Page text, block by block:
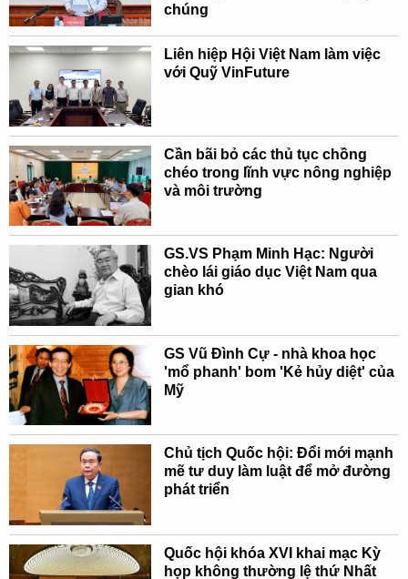
chúng
Liên hiệp Hội Việt Nam làm việc
với Quỹ VinFuture
Cần bãi bỏ các thủ tục chồng
chéo trong lĩnh vực nông nghiệp
và môi trường
GS.VS Phạm Minh Hạc: Người
chèo lái giáo dục Việt Nam qua
gian khó
GS Vũ Đình Cự - nhà khoa học
'mổ phanh' bom 'Kẻ hủy diệt' của
Mỹ
Chủ tịch Quốc hội: Đổi mới mạnh
mẽ tư duy làm luật để mở đường
phát triển
Quốc hội khóa XVI khai mạc Kỳ
họp không thường lệ thứ Nhất